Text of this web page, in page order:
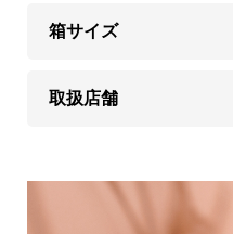
箱サイズ
取扱店舗